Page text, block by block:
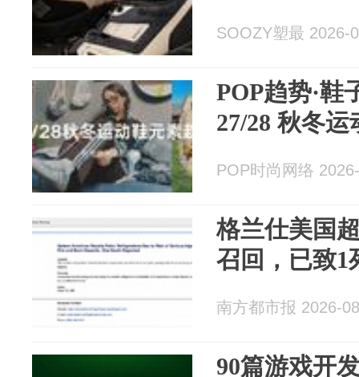
SOOZY塑最 2026-
POP趋势·鞋
27/28 秋冬
POP时尚网络
格兰仕美国
召回，已致1
南方都市报 2026-
90篇游戏开